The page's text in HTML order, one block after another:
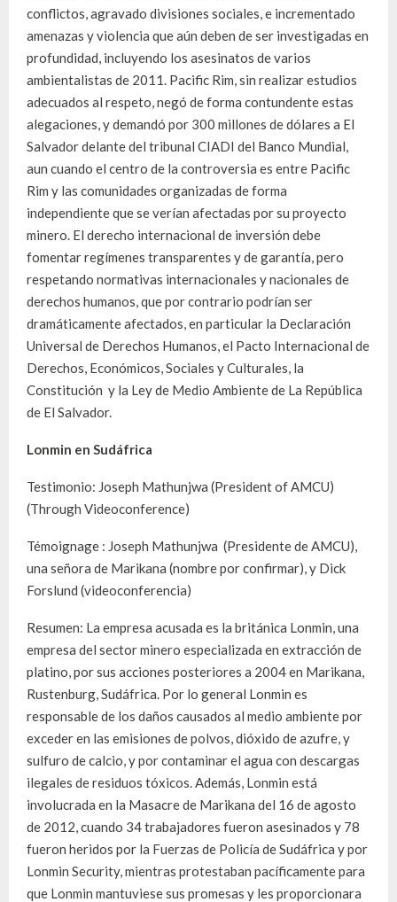
conflictos, agravado divisiones sociales, e incrementado
amenazas y violencia que aún deben de ser investigadas en
profundidad, incluyendo los asesinatos de varios
ambientalistas de 2011. Pacific Rim, sin realizar estudios
adecuados al respeto, negó de forma contundente estas
alegaciones, y demandó por 300 millones de dólares a El
Salvador delante del tribunal CIADI del Banco Mundial,
aun cuando el centro de la controversia es entre Pacific
Rim y las comunidades organizadas de forma
independiente que se verían afectadas por su proyecto
minero. El derecho internacional de inversión debe
fomentar regímenes transparentes y de garantía, pero
respetando normativas internacionales y nacionales de
derechos humanos, que por contrario podrían ser
dramáticamente afectados, en particular la Declaración
Universal de Derechos Humanos, el Pacto Internacional de
Derechos, Económicos, Sociales y Culturales, la
Constitución y la Ley de Medio Ambiente de La República
de El Salvador.
Lonmin en Sudáfrica
Testimonio: Joseph Mathunjwa (President of AMCU)
(Through Videoconference)
Témoignage : Joseph Mathunjwa (Presidente de AMCU),
una señora de Marikana (nombre por confirmar), y Dick
Forslund (videoconferencia)
Resumen: La empresa acusada es la británica Lonmin, una
empresa del sector minero especializada en extracción de
platino, por sus acciones posteriores a 2004 en Marikana,
Rustenburg, Sudáfrica. Por lo general Lonmin es
responsable de los daños causados al medio ambiente por
exceder en las emisiones de polvos, dióxido de azufre, y
sulfuro de calcio, y por contaminar el agua con descargas
ilegales de residuos tóxicos. Además, Lonmin está
involucrada en la Masacre de Marikana del 16 de agosto
de 2012, cuando 34 trabajadores fueron asesinados y 78
fueron heridos por la Fuerzas de Policía de Sudáfrica y por
Lonmin Security, mientras protestaban pacíficamente para
que Lonmin mantuviese sus promesas y les proporcionara